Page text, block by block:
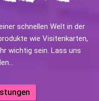
schnellen Welt in der
wie Visitenkarten,
wichtig sein. Lass uns